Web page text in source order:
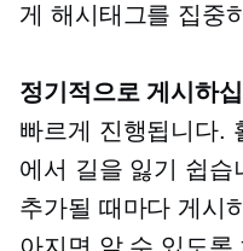
게 해시태그를 집중
정기적으로 게시하
빠르게 진행됩니다.
에서 길을 잃기 쉽
추가될 때마다 게시